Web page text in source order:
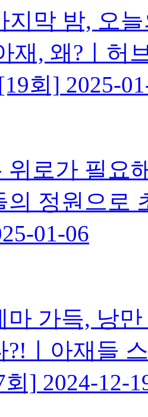
지막 밤, 오
재, 왜?ㅣ허
회] 2025-
위로가 필요
의 정원으로
01-06
마 가득, 낭
?!ㅣ아재들
회] 2024-12-